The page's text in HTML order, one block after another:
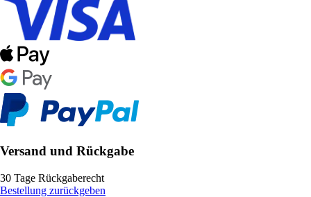
Versand und Rückgabe
30 Tage Rückgaberecht
Bestellung zurückgeben